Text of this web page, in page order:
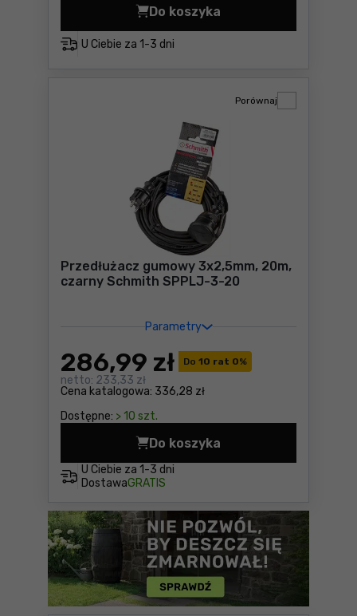
U Ciebie za 1-3 dni
Do koszyka
Przedłużacz pojedynczy
Przedłużacz gumowy 3x2,5mm, 20m,
czarny Schmith SPPLJ-3-20
Parametry
Do 10 rat 0%
Cena katalogowa: 336,28 zł
286,99 zł
netto: 233,33 zł
Dostępne: > 10 szt.
Porównaj
U Ciebie za 1-3 dni
DostawaGRATIS
Do koszyka
Przedłużacz gumowy